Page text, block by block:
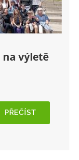
na výletě
PŘEČÍST